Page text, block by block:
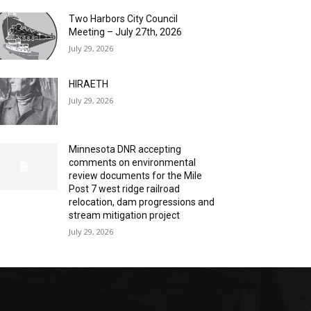
Two Harbors City Council
Meeting – July 27th, 2026
July 29, 2026
HIRAETH
July 29, 2026
Minnesota DNR accepting
comments on environmental
review documents for the Mile
Post 7 west ridge railroad
relocation, dam progressions and
stream mitigation project
July 29, 2026